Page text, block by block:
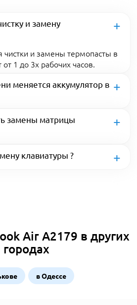
и замену
и замены термопасты в
1 до 3х рабочих часов.
меняется аккумулятор в
замены матрицы
клавиатуры ?
Air A2179 в других
городах
в Одессе